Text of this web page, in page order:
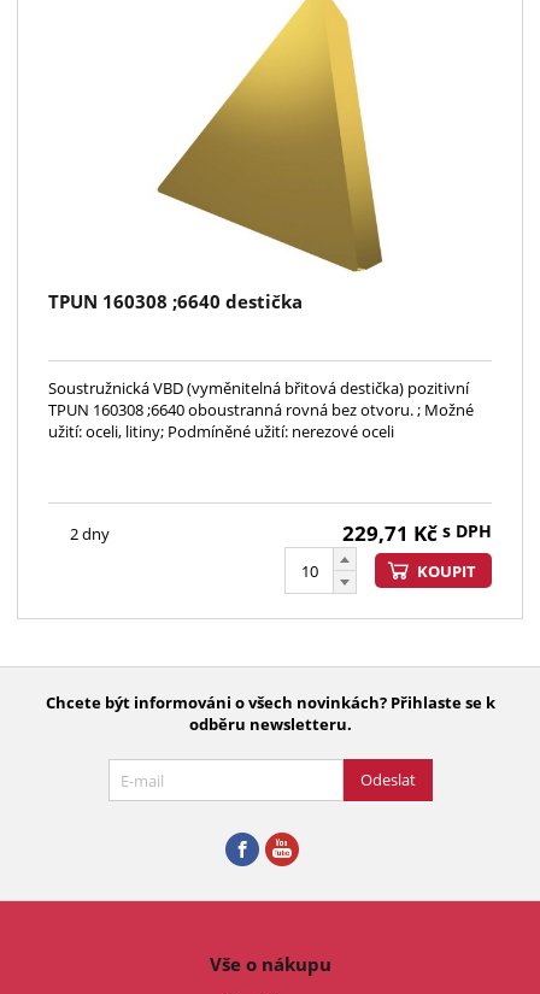
TPUN 160308 ;6640 destička
Soustružnická VBD (vyměnitelná břitová destička) pozitivní
TPUN 160308 ;6640 oboustranná rovná bez otvoru. ; Možné
užití: oceli, litiny; Podmíněné užití: nerezové oceli
2 dny 229,71 Kč s DPH
KOUPIT
Chcete být informováni o všech novinkách? Přihlaste se k
odběru newsletteru.
Odeslat
Vše o nákupu